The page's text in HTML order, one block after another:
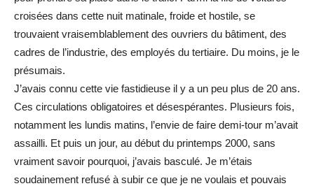
croisées dans cette nuit matinale, froide et hostile, se
trouvaient vraisemblablement des ouvriers du bâtiment, des
cadres de l’industrie, des employés du tertiaire. Du moins, je le
présumais.
J’avais connu cette vie fastidieuse il y a un peu plus de 20 ans.
Ces circulations obligatoires et désespérantes. Plusieurs fois,
notamment les lundis matins, l’envie de faire demi-tour m’avait
assailli. Et puis un jour, au début du printemps 2000, sans
vraiment savoir pourquoi, j’avais basculé. Je m’étais
soudainement refusé à subir ce que je ne voulais et pouvais